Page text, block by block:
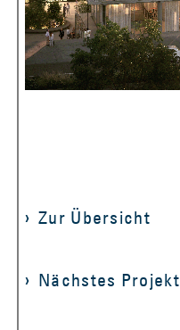
Zur Übersicht
Nächstes Projekt